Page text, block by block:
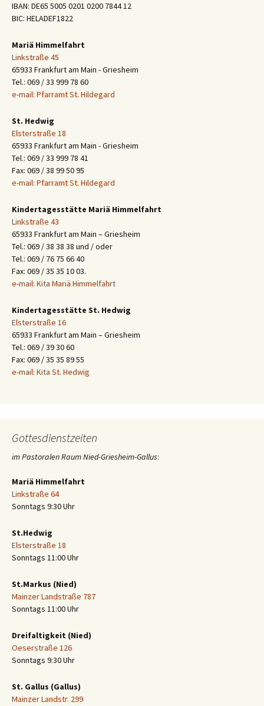
IBAN: DE65 5005 0201 0200 7844 12
BIC: HELADEF1822
Mariä Himmelfahrt
Linkstraße 45
65933 Frankfurt am Main - Griesheim
Tel.: 069 / 33 999 78 60
e-mail: Pfarramt St. Hildegard
St. Hedwig
Elsterstraße 18
65933 Frankfurt am Main - Griesheim
Tel.: 069 / 33 999 78 41
Fax: 069 / 38 99 50 95
e-mail: Pfarramt St. Hildegard
Kindertagesstätte Mariä Himmelfahrt
Linkstraße 43
65933 Frankfurt am Main – Griesheim
Tel.: 069 / 38 38 38 und / oder
Tel.: 069 / 76 75 66 40
Fax: 069 / 35 35 10 03.
e-mail: Kita Mariä Himmelfahrt
Kindertagesstätte St. Hedwig
Elsterstraße 16
65933 Frankfurt am Main – Griesheim
Tel.: 069 / 39 30 60
Fax: 069 / 35 35 89 55
e-mail: Kita St. Hedwig
Gottesdienstzeiten
im Pastoralen Raum Nied-Griesheim-Gallus:
Mariä Himmelfahrt
Linkstraße 64
Sonntags 9:30 Uhr
St.Hedwig
Elsterstraße 18
Sonntags 11:00 Uhr
St.Markus (Nied)
Mainzer Landstraße 787
Sonntags 11:00 Uhr
Dreifaltigkeit (Nied)
Oeserstraße 126
Sonntags 9:30 Uhr
St. Gallus (Gallus)
Mainzer Landstr. 299